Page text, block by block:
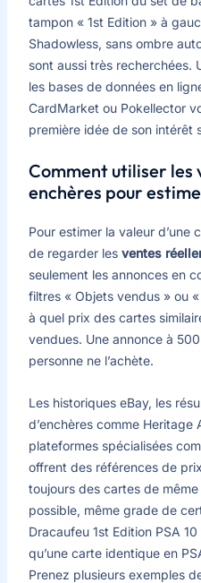
tampon « 1st Edition » à
Shadowless, sans ombre
sont aussi très recherchées.
les bases de données en
CardMarket ou Pokellector
première idée de son intérêt
Comment utiliser les
enchères pour
Pour estimer la valeur d’une
de regarder les ventes
seulement les annonces en
filtres « Objets vendus » ou
à quel prix des cartes
vendues. Une annonce à
personne ne l’achète.
Les historiques eBay, les
d’enchères comme Heritage
plateformes spécialisées
offrent des références de
toujours des cartes de
possible, même grade de
Dracaufeu 1st Edition PSA
qu’une carte identique en
Prenez plusieurs exemples